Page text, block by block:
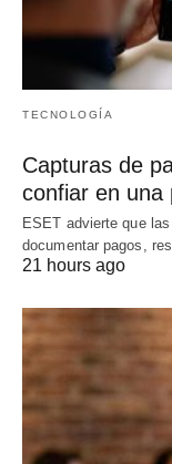
TECNOLOGÍA
Capturas de
confiar en una
ESET advierte que
documentar pagos,
21 hours ago